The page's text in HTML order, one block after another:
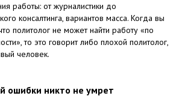
работы: от журналистики до
консалтинга, вариантов масса. Когда вы
политолог не может найти работу «по
то это говорит либо плохой политолог,
человек.
ошибки никто не умрет